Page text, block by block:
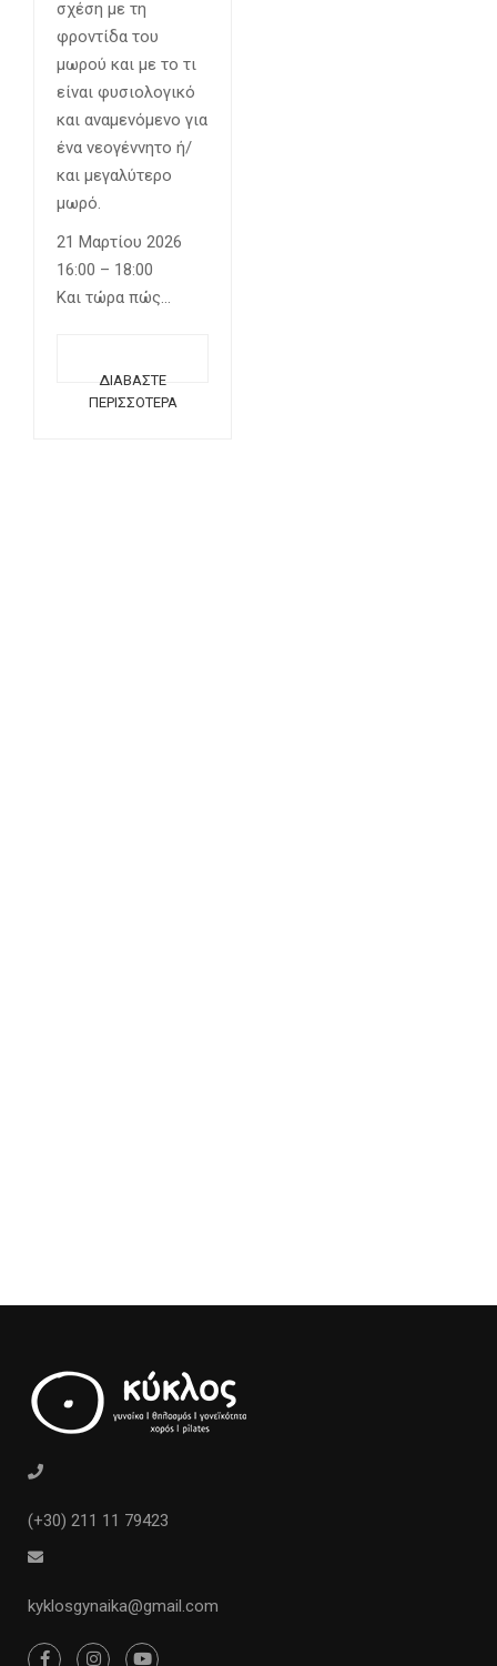
σχέση με τη
φροντίδα του
μωρού και με το τι
είναι φυσιολογικό
και αναμενόμενο για
ένα νεογέννητο ή/
και μεγαλύτερο
μωρό.
21 Μαρτίου 2026
16:00 – 18:00
Και τώρα πώς…
ΔΙΑΒΆΣΤΕ
ΠΕΡΙΣΣΌΤΕΡΑ
(+30) 211 11 79423
kyklosgynaika@gmail.com